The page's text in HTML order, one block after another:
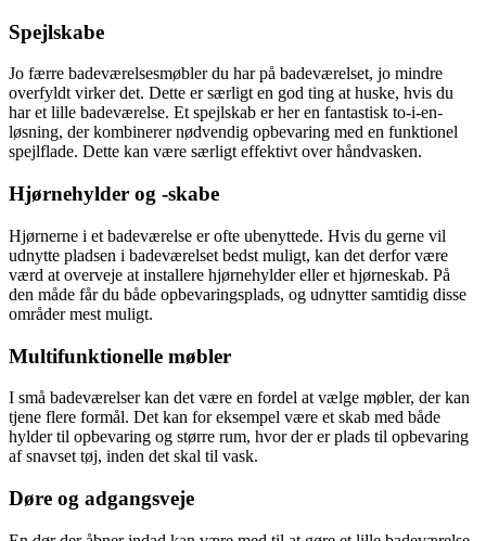
Spejlskabe
Jo færre badeværelsesmøbler du har på badeværelset, jo mindre
overfyldt virker det. Dette er særligt en god ting at huske, hvis du
har et lille badeværelse. Et spejlskab er her en fantastisk to-i-en-
løsning, der kombinerer nødvendig opbevaring med en funktionel
spejlflade. Dette kan være særligt effektivt over håndvasken.
Hjørnehylder og -skabe
Hjørnerne i et badeværelse er ofte ubenyttede. Hvis du gerne vil
udnytte pladsen i badeværelset bedst muligt, kan det derfor være
værd at overveje at installere hjørnehylder eller et hjørneskab. På
den måde får du både opbevaringsplads, og udnytter samtidig disse
områder mest muligt.
Multifunktionelle møbler
I små badeværelser kan det være en fordel at vælge møbler, der kan
tjene flere formål. Det kan for eksempel være et skab med både
hylder til opbevaring og større rum, hvor der er plads til opbevaring
af snavset tøj, inden det skal til vask.
Døre og adgangsveje